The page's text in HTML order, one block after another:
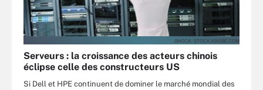
.SHOCK - STOCK.ADOBE.COM
Serveurs : la croissance des acteurs chinois
éclipse celle des constructeurs US
Si Dell et HPE continuent de dominer le marché mondial des